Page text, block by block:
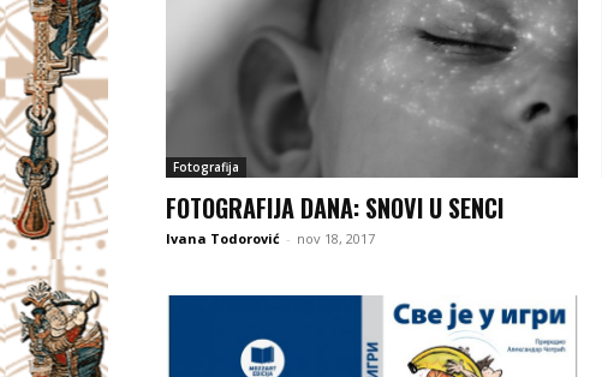
Fotografija
FOTOGRAFIJA DANA: SNOVI U SENCI
Ivana Todorović - nov 18, 2017